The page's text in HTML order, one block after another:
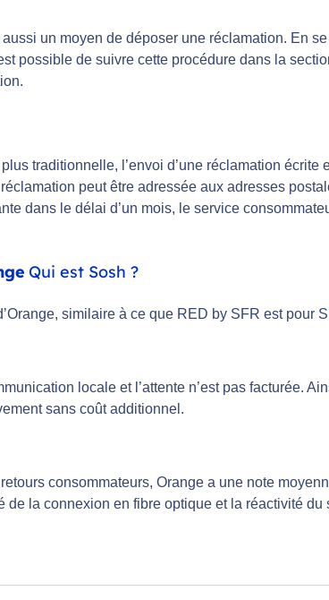
un moyen de déposer une réclamation. En
possible de suivre cette procédure dans la
traditionnelle, l’envoi d’une réclamation
peut être adressée aux adresses
dans le délai d’un mois, le service
Qui est Sosh ?
similaire à ce que RED by SFR est pour
locale et l’attente n’est pas facturée.
sans coût additionnel.
consommateurs, Orange a une note
de la connexion en fibre optique et la réactivité du